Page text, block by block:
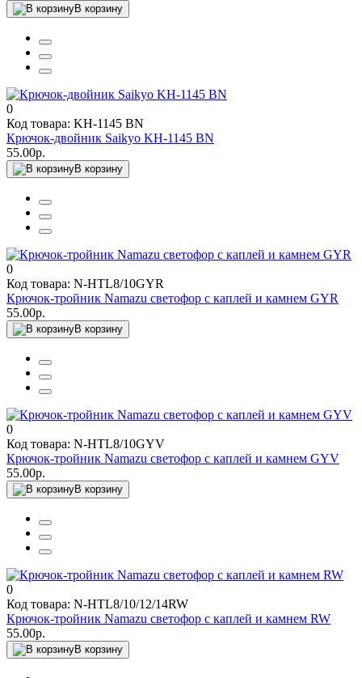
В корзину
0
Код товара: KH-1145 BN
Крючок-двойник Saikyo KH-1145 BN
55.00р.
В корзину
0
Код товара: N-HTL8/10GYR
Крючок-тройник Namazu светофор с каплей и камнем GYR
55.00р.
В корзину
0
Код товара: N-HTL8/10GYV
Крючок-тройник Namazu светофор с каплей и камнем GYV
55.00р.
В корзину
0
Код товара: N-HTL8/10/12/14RW
Крючок-тройник Namazu светофор с каплей и камнем RW
55.00р.
В корзину